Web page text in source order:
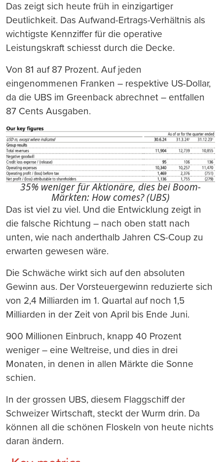
Das zeigt sich heute früh in einzigartiger
Deutlichkeit. Das Aufwand-Ertrags-Verhältnis als
wichtigste Kennziffer für die operative
Leistungskraft schiesst durch die Decke.
Von 81 auf 87 Prozent. Auf jeden
eingenommenen Franken – respektive US-Dollar,
da die UBS im Greenback abrechnet – entfallen
87 Cents Ausgaben.
35% weniger für Aktionäre, dies bei Boom-
Märkten: How comes? (UBS)
Das ist viel zu viel. Und die Entwicklung zeigt in
die falsche Richtung – nach oben statt nach
unten, wie nach anderthalb Jahren CS-Coup zu
erwarten gewesen wäre.
Die Schwäche wirkt sich auf den absoluten
Gewinn aus. Der Vorsteuergewinn reduzierte sich
von 2,4 Milliarden im 1. Quartal auf noch 1,5
Milliarden in der Zeit von April bis Ende Juni.
900 Millionen Einbruch, knapp 40 Prozent
weniger – eine Weltreise, und dies in drei
Monaten, in denen in allen Märkte die Sonne
schien.
In der grossen UBS, diesem Flaggschiff der
Schweizer Wirtschaft, steckt der Wurm drin. Da
können all die schönen Floskeln von heute nichts
daran ändern.